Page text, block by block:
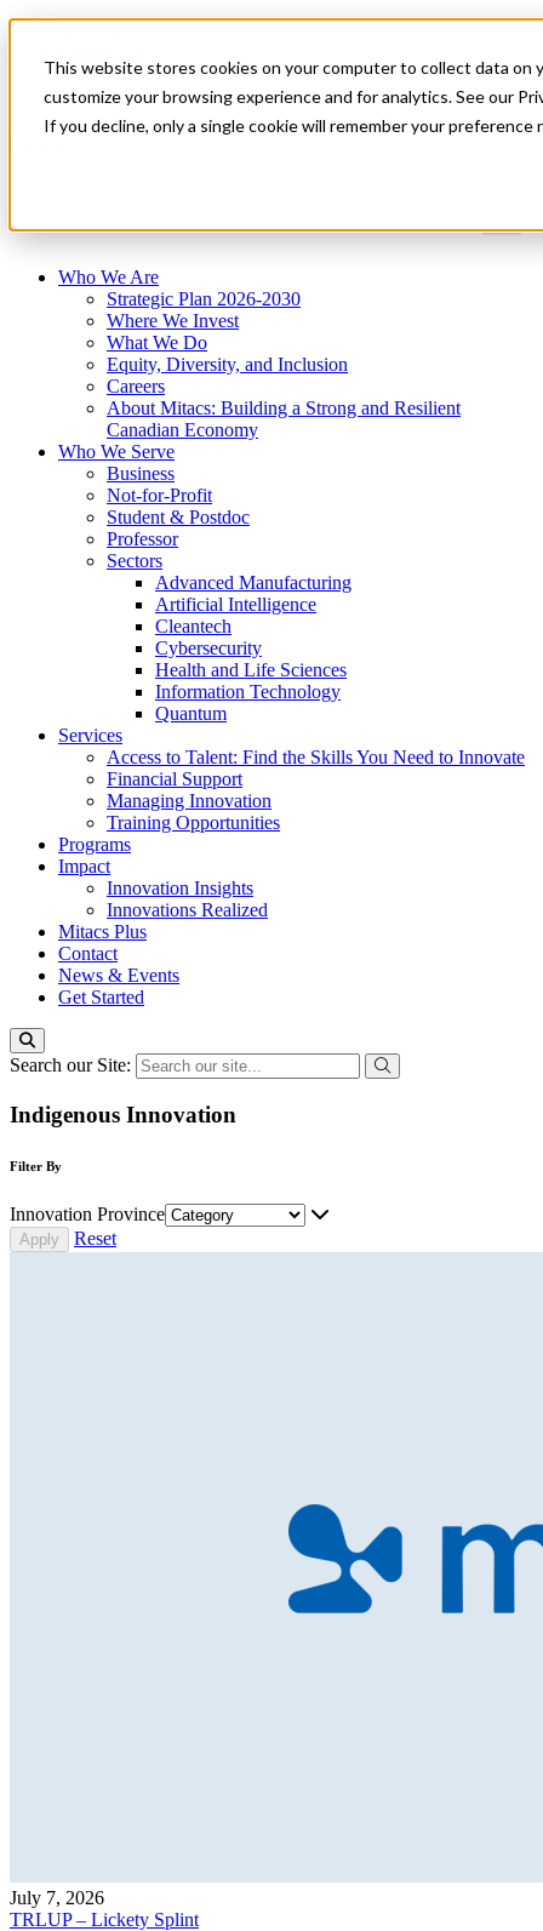
This website stores cookies on your computer to collect data on
customize your browsing experience and for analytics. See our
If you decline, only a single cookie will remember your
News & Events
Get Started
Who We Are
Strategic Plan 2026-2030
Where We Invest
What We Do
Equity, Diversity, and Inclusion
Careers
About Mitacs: Building a Strong and Resilient
Canadian Economy
Who We Serve
Business
Not-for-Profit
Student & Postdoc
Professor
Sectors
Advanced Manufacturing
Artificial Intelligence
Cleantech
Cybersecurity
Health and Life Sciences
Information Technology
Quantum
Services
Access to Talent: Find the Skills You Need to Innovate
Financial Support
Managing Innovation
Training Opportunities
Programs
Impact
Innovation Insights
Innovations Realized
Mitacs Plus
Contact
News & Events
Get Started
Search our Site:
Indigenous Innovation
Filter By
Innovation Province
Reset
July 7, 2026
TRLUP – Lickety Splint